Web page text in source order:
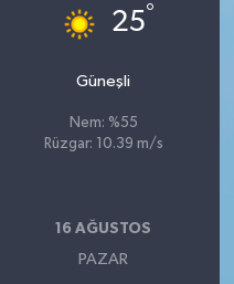
25°
Güneşli
Nem: %55
Rüzgar: 10.39 m/s
16 AĞUSTOS
PAZAR